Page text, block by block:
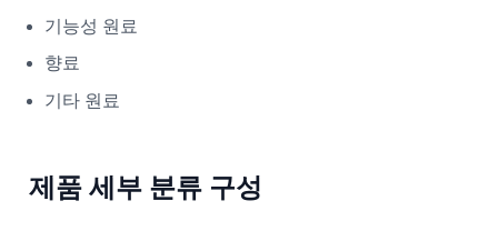
기능성 원료
향료
기타 원료
제품 세부 분류 구성